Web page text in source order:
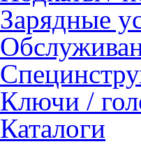
Зарядные
Ключи /
Каталоги